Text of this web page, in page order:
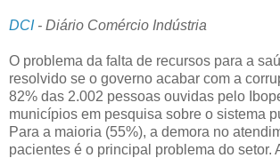
DCI- Diário Comércio Indústria
O problema da falta de recursos para a
resolvido se o governo acabar com a
82% das 2.002 pessoas ouvidas pelo
municípios em pesquisa sobre o sistema
Para a maioria (55%), a demora no
pacientes é o principal problema do setor.